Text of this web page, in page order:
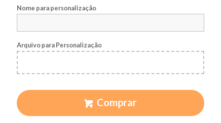
Nome para personalização
Arquivo para Personalização
Comprar